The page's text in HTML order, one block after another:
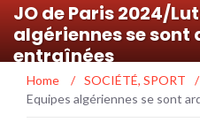
JO de Paris 2024/
algériennes se
entraînées
Home / SOCIÉTÉ, SPORT /
Equipes algériennes se sont